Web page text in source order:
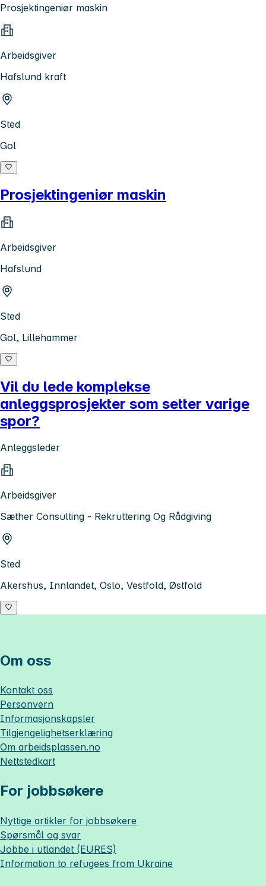
Prosjektingeniør maskin
Arbeidsgiver
Hafslund kraft
Sted
Gol
Prosjektingeniør maskin
Arbeidsgiver
Hafslund
Sted
Gol, Lillehammer
Vil du lede komplekse
anleggsprosjekter som setter varige
spor?
Anleggsleder
Arbeidsgiver
Sæther Consulting - Rekruttering Og Rådgiving
Sted
Akershus, Innlandet, Oslo, Vestfold, Østfold
Om oss
Kontakt oss
Personvern
Informasjonskapsler
Tilgjengelighetserklæring
Om arbeidsplassen.no
Nettstedkart
For jobbsøkere
Nyttige artikler for jobbsøkere
Spørsmål og svar
Jobbe i utlandet (EURES)
Information to refugees from Ukraine